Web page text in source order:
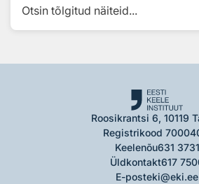
Otsin tõlgitud näiteid...
Roosikrantsi 6, 10119
Registrikood
Keelenõu631 3731
Üldkontakt617
E-posteki@eki.ee